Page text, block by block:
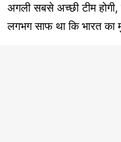
अगली सबसे अच्छी टीम
लगभग साफ था कि भारत का